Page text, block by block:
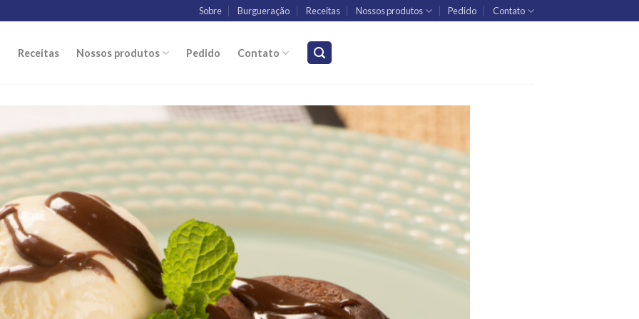
Sobre Burgueração Receitas Nossos produtos Pedido Contato
Receitas Nossos produtos Pedido Contato